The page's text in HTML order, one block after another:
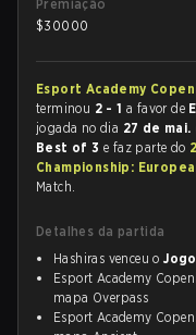
Premiação
$30000
Esport Academy
terminou 2 - 1 a favor de
jogada no dia 27 de
Best of 3 e faz parte do
Championship:
Match.
Detalhes da partida
Hashiras venceu oJogo
Esport Academy
mapa Overpass
Esport Academy